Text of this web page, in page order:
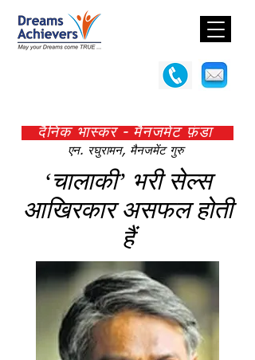
दैनिक भास्कर - मैनजमेंट फ़ंडा
एन. रघुरामन, मैनजमेंट गुरु
‘चालाकी’ भरी सेल्स
आखिरकार असफल होती
हैं